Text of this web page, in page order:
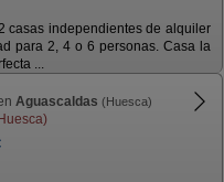
casas independientes de alquiler
para 2, 4 o 6 personas. Casa la
...
Aguascaldas (Huesca)